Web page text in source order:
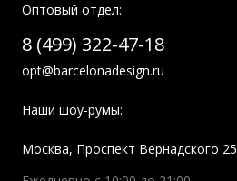
Оптовый отдел:
8 (499) 322-47-18
opt@barcelonadesign.ru
Наши шоу-румы:
Москва, Проспект Вернадского 25